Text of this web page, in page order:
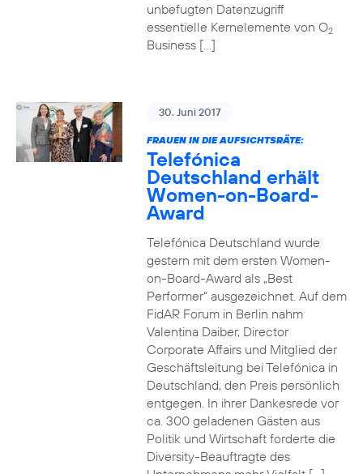
unbefugten Datenzugriff
essentielle Kernelemente von O2
Business […]
30. Juni 2017
FRAUEN IN DIE AUFSICHTSRÄTE:
Telefónica
Deutschland erhält
Women-on-Board-
Award
Telefónica Deutschland wurde
gestern mit dem ersten Women-
on-Board-Award als „Best
Performer“ ausgezeichnet. Auf dem
FidAR Forum in Berlin nahm
Valentina Daiber, Director
Corporate Affairs und Mitglied der
Geschäftsleitung bei Telefónica in
Deutschland, den Preis persönlich
entgegen. In ihrer Dankesrede vor
ca. 300 geladenen Gästen aus
Politik und Wirtschaft forderte die
Diversity-Beauftragte des